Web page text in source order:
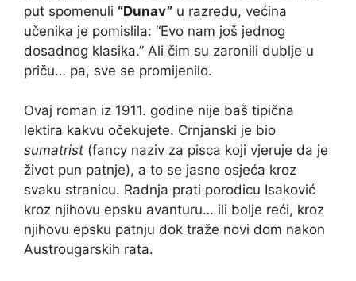
put spomenuli “Dunav” u razredu, većina
učenika je pomislila: “Evo nam još jednog
dosadnog klasika.” Ali čim su zaronili dublje u
priču… pa, sve se promijenilo.
Ovaj roman iz 1911. godine nije baš tipična
lektira kakvu očekujete. Crnjanski je bio
sumatrist (fancy naziv za pisca koji vjeruje da je
život pun patnje), a to se jasno osjeća kroz
svaku stranicu. Radnja prati porodicu Isaković
kroz njihovu epsku avanturu… ili bolje reći, kroz
njihovu epsku patnju dok traže novi dom nakon
Austrougarskih rata.